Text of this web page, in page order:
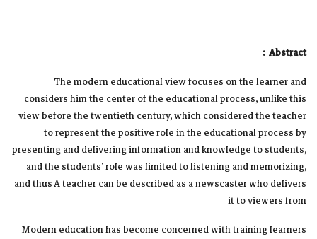
Abstract :
The modern educational view focuses on the learner and
considers him the center of the educational process, unlike this
view before the twentieth century, which considered the teacher
to represent the positive role in the educational process by
presenting and delivering information and knowledge to students,
and the students’ role was limited to listening and memorizing,
and thus A teacher can be described as a newscaster who delivers
it to viewers from
Modern education has become concerned with training learners